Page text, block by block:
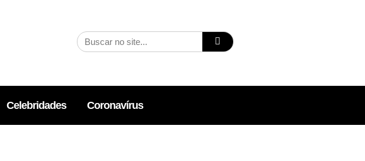
Celebridades Coronavírus